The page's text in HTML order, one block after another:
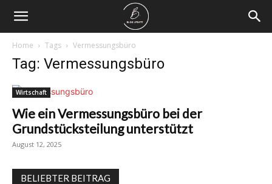
Home Tags Vermessungsbüro
Tag: Vermessungsbüro
Wirtschaft
Wie ein Vermessungsbüro bei der
Grundstücksteilung unterstützt
August 12, 2025
BELIEBTER BEITRAG